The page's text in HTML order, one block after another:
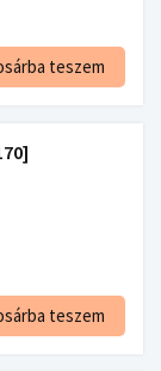
teszem
teszem